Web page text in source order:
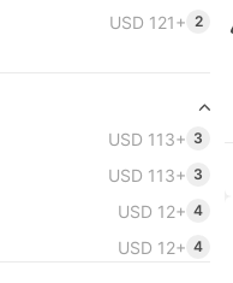
USD 121+ 2
USD 113+ 3
USD 113+ 3
USD 12+ 4
USD 12+ 4